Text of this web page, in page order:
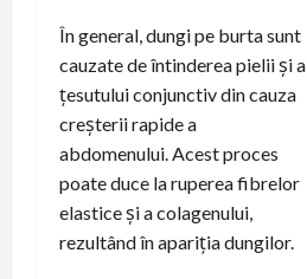
În general, dungi pe burta sunt
cauzate de întinderea pielii și a
țesutului conjunctiv din cauza
creșterii rapide a
abdomenului. Acest proces
poate duce la ruperea fibrelor
elastice și a colagenului,
rezultând în apariția dungilor.